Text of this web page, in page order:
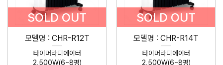
SOLD OUT
모델명 : CHR-R12T
타이머라디에이터
2,500W(6~8평)
SOLD OUT
모델명 : CHR-R14T
타이머라디에이터
2,500W(6~8평)